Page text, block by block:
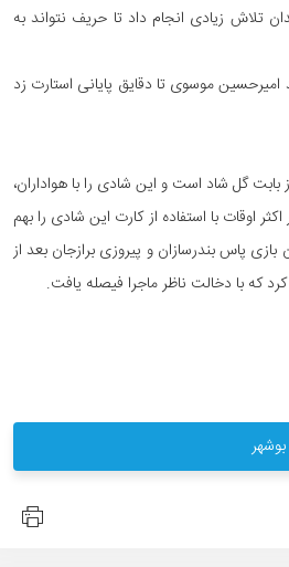
تلاش زیادی انجام داد تا حریف نتواند به
موسوی تا دقایق پایانی استارت زد
گل شاد است و این شادی را با هواداران،
اوقات با استفاده از کارت این شادی را بهم
پاس بندرسازان و پیروزی برازجان بعد از
که با دخالت ناظر ماجرا فیصله یافت.